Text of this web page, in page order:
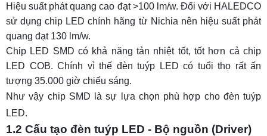
Hiệu suất phát quang cao đạt >100 lm/w. Đối với HALEDCO
sử dụng chip LED chính hãng từ Nichia nên hiệu suất phát
quang đạt 130 lm/w.
Chip LED SMD có khả năng tản nhiệt tốt, tốt hơn cả chip
LED COB. Chính vì thế đèn tuýp LED có tuổi thọ rất ấn
tượng 35.000 giờ chiếu sáng.
Như vậy chip SMD là sự lựa chọn phù hợp cho đèn tuýp
LED.
1.2 Cấu tạo đèn tuýp LED - Bộ nguồn (Driver)